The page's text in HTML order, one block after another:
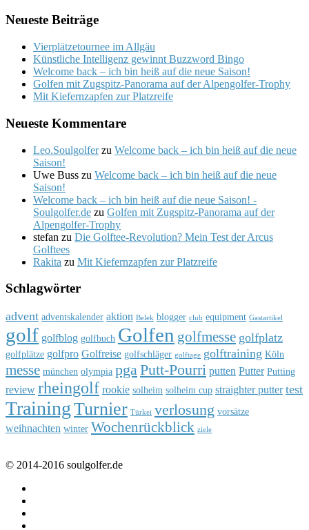
Neueste Beiträge
Vierplätzetournee im Allgäu
Künstliche Intelligenz gewinnt Buzzword Bingo
Welcome back – ich bin heiß auf die neue Saison!
Golfen mit Zugspitz-Panorama auf der Alpengolfer-Trophy
Mit Kiefernzapfen zur Platzreife
Neueste Kommentare
Leo.Soulgolferzu Welcome back – ich bin heiß auf die neue
Saison!
Uwe Buss zu Welcome back – ich bin heiß auf die neue
Saison!
Welcome back – ich bin heiß auf die neue Saison! -
Soulgolfer.de zu Golfen mit Zugspitz-Panorama auf der
Alpengolfer-Trophy
stefan zu Die Golftee-Revolution? Mein Test der Arcus
Golftees
Rakita zu Mit Kiefernzapfen zur Platzreife
Schlagwörter
advent adventskalender aktion Belek blogger club equipment Gastartikel
golf golfblog golfbuch Golfen golfmesse golfplatz
golfplätze golfpro Golfreise golfschläger golftage golftraining Köln
messe münchen olympia pga Putt-Pourri putten Putter Putting
review rheingolf rookie solheim solheim cup straighter putter test
TrainingTurnier Türkei verlosung vorsätze
weihnachten winter Wochenrückblick ziele
© 2014-2016 soulgolfer.de